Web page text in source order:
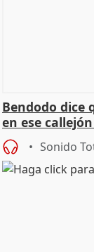
Bendodo dice
en ese
Sonido